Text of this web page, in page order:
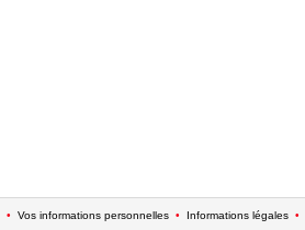
• Vos informations personnelles • Informations légales •